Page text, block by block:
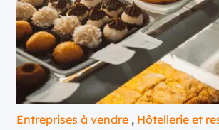
Entreprises à vendre , Hôtellerie et